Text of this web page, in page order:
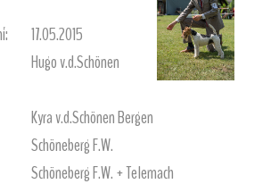
17.05.2015
Hugo v.d.Schönen
Kyra v.d.Schönen Bergen
Schöneberg F.W.
Schöneberg F.W. + Telemach